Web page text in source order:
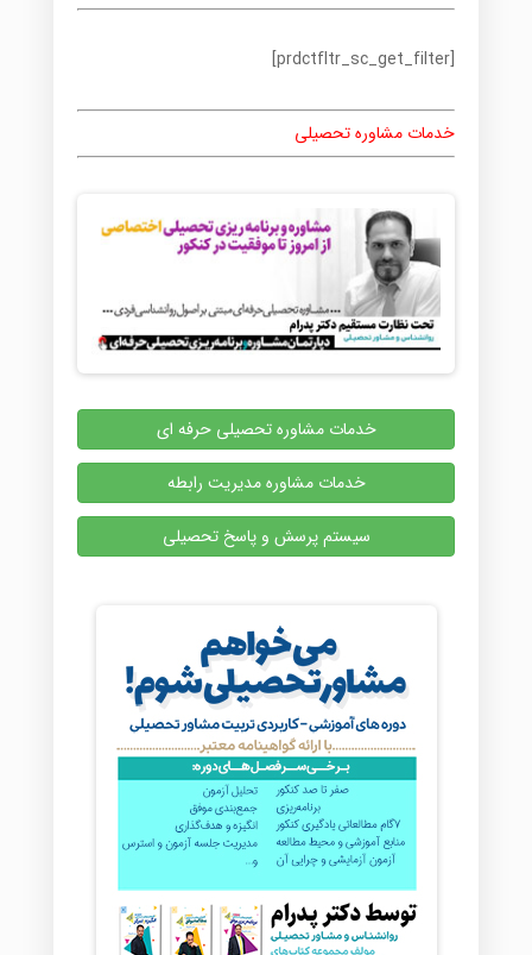
[prdctfltr_sc_get_filter]
خدمات مشاوره تحصیلی
خدمات مشاوره تحصیلی حرفه ای
خدمات مشاوره مدیریت رابطه
سیستم پرسش و پاسخ تحصیلی